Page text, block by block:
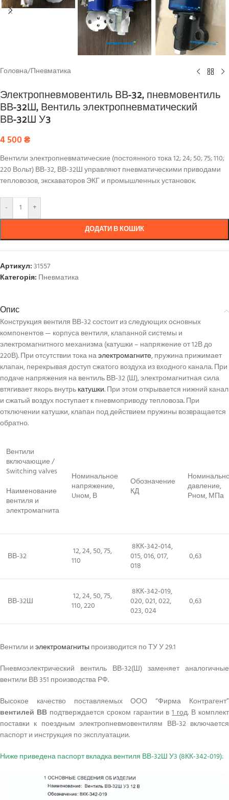
Головна/Пневматика
Электропневмовентиль ВВ-32, пневмовентиль
ВВ-32Ш, Вентиль электропневматический
ВВ-32Ш У3
4 500₴
Вентили электропневматические (постоянного тока 12; 24; 50; 75; 110;
220 Вольт) ВВ-32, ВВ-32Ш управляют пневматическими приводами
тепловозов, экскаваторов ЭКГ и промышленных установок.
- +
ДОДАТИ В КОШИК
Артикул:31557
Категорія: Пневматика
Опис
Конструкция вентиля ВВ-32 состоит из следующих основных
компонентов — корпуса вентиля, клапанной системы и
электромагнитного механизма (катушки – напряжение от 12В до
220В). При отсутствии тока наэлектромагните, пружина прижимает
клапан, перекрывая доступ сжатого воздуха из входного канала. При
подаче напряжения на вентиль ВВ-32 (Ш), электромагнитная сила
втягивает якорь внутрькатушки. При этом открывается нижний канал
и сжатый воздух поступает к пневмоприводу тепловоза. При
отключении катушки, клапан под действием пружины возвращается
обратно.
Вентили
включающие /
Switching valves
Наименование
вентиля и
электромагнита
Номинальное
напряжение,
Uном, В
Обозначение
КД
давление,
Рном, МПа
ВВ-32
12, 24, 50, 75,
110
8КК-342-014,
015, 016, 017,
018
0,63
ВВ-32Ш
12, 24, 50, 75,
110, 220
8КК-342-019,
020, 021, 022,
023, 024
0,63
Вентили иэлектромагниты производится по ТУ У 29.1
Пневмоэлектрический вентиль ВВ-32(Ш) заменяет аналогичные
вентили ВВ 351 производства РФ.
Высокое качество поставляемых ООО “Фирма Контрагент”
вентилей ВВподтверждается сроком гарантии в1 год. В комплект
поставки к поездным электропневмовентилям ВВ-32 включается
паспорт и инструкция по эксплуатации.
Ниже приведена паспорт вкладка вентиля ВВ-32Ш У3 (8КК-342-019):